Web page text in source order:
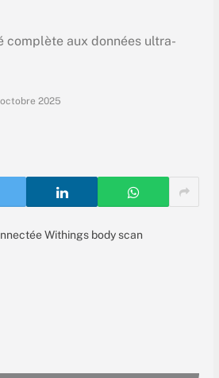
complète aux données ultra-
2025